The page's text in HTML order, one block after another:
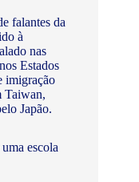
falantes da
à
nas
Estados
imigração
Taiwan,
Japão.
escola